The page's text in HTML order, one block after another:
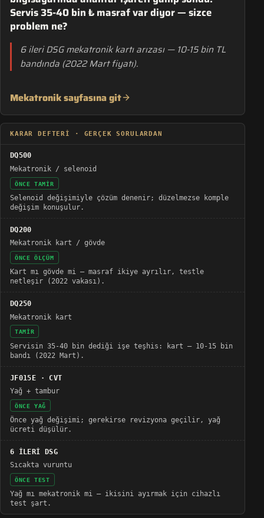
Servis 35-40 bin ₺ masraf var diyor — sizce
problem ne?
6 ileri DSG mekatronik kartı arızası — 10-15 bin TL
bandında (2022 Mart fiyatı).
Mekatronik sayfasına git
KARAR DEFTERI · GERÇEK SORULARDAN
DQ500
Mekatronik / selenoid
ÖNCE TAMIR
Selenoid değişimiyle çözüm denenir; düzelmezse komple
değişim konuşulur.
DQ200
Mekatronik kart / gövde
ÖNCE ÖLÇÜM
Kart mı gövde mi — masraf ikiye ayrılır, testle
netleşir (2022 vakası).
DQ250
Mekatronik kart
TAMIR
Servisin 35-40 bin dediği işe teşhis: kart — 10-15 bin
bandı (2022 Mart).
JF015E · CVT
Yağ + tambur
ÖNCE YAĞ
Önce yağ değişimi; gerekirse revizyona geçilir, yağ
ücreti düşülür.
6 İLERİ DSG
Sıcakta vuruntu
ÖNCE TEST
Yağ mı mekatronik mi — ikisini ayırmak için cihazlı
test şart.